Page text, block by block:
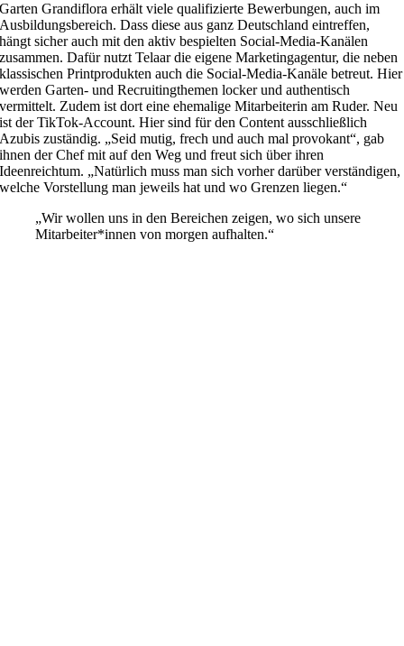
Garten Grandiflora erhält viele qualifizierte Bewerbungen, auch im
Ausbildungsbereich. Dass diese aus ganz Deutschland eintreffen,
hängt sicher auch mit den aktiv bespielten Social-Media-Kanälen
zusammen. Dafür nutzt Telaar die eigene Marketingagentur, die neben
klassischen Printprodukten auch die Social-Media-Kanäle betreut. Hier
werden Garten- und Recruitingthemen locker und authentisch
vermittelt. Zudem ist dort eine ehemalige Mitarbeiterin am Ruder. Neu
ist der TikTok-Account. Hier sind für den Content ausschließlich
Azubis zuständig. „Seid mutig, frech und auch mal provokant“, gab
ihnen der Chef mit auf den Weg und freut sich über ihren
Ideenreichtum. „Natürlich muss man sich vorher darüber verständigen,
welche Vorstellung man jeweils hat und wo Grenzen liegen.“
„Wir wollen uns in den Bereichen zeigen, wo sich unsere
Mitarbeiter*innen von morgen aufhalten.“